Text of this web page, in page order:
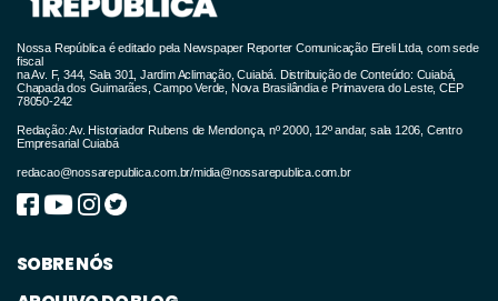
Nossa República é editado pela Newspaper Reporter Comunicação Eireli Ltda, com sede
fiscal
na Av. F, 344, Sala 301, Jardim Aclimação, Cuiabá. Distribuição de Conteúdo: Cuiabá,
Chapada dos Guimarães, Campo Verde, Nova Brasilândia e Primavera do Leste, CEP
78050-242
Redação: Av. Historiador Rubens de Mendonça, nº 2000, 12º andar, sala 1206, Centro
Empresarial Cuiabá
redacao@nossarepublica.com.br/midia@nossarepublica.com.br
SOBRE NÓS